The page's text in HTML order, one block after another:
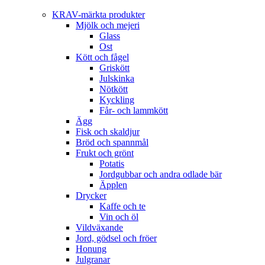
KRAV-märkta produkter
Mjölk och mejeri
Glass
Ost
Kött och fågel
Griskött
Julskinka
Nötkött
Kyckling
Får- och lammkött
Ägg
Fisk och skaldjur
Bröd och spannmål
Frukt och grönt
Potatis
Jordgubbar och andra odlade bär
Äpplen
Drycker
Kaffe och te
Vin och öl
Vildväxande
Jord, gödsel och fröer
Honung
Julgranar